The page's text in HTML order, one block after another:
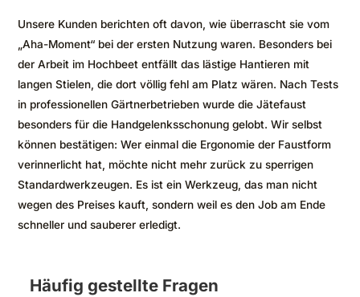
Unsere Kunden berichten oft davon, wie überrascht sie vom
„Aha-Moment“ bei der ersten Nutzung waren. Besonders bei
der Arbeit im Hochbeet entfällt das lästige Hantieren mit
langen Stielen, die dort völlig fehl am Platz wären. Nach Tests
in professionellen Gärtnerbetrieben wurde die Jätefaust
besonders für die Handgelenksschonung gelobt. Wir selbst
können bestätigen: Wer einmal die Ergonomie der Faustform
verinnerlicht hat, möchte nicht mehr zurück zu sperrigen
Standardwerkzeugen. Es ist ein Werkzeug, das man nicht
wegen des Preises kauft, sondern weil es den Job am Ende
schneller und sauberer erledigt.
Häufig gestellte Fragen